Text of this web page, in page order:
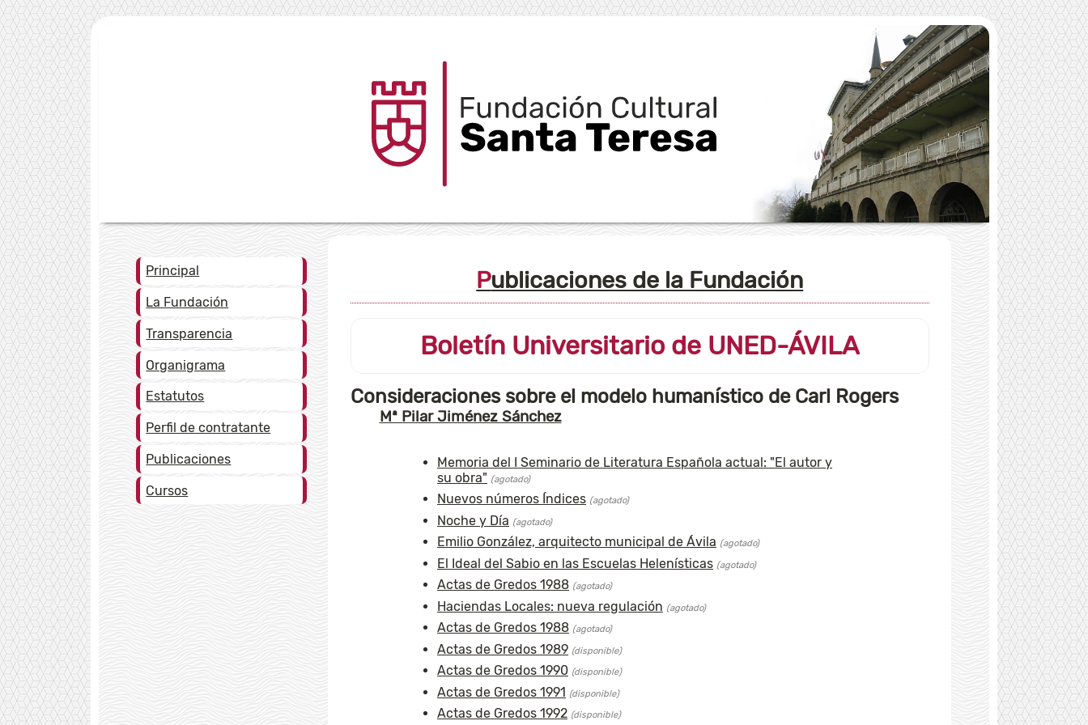
Principal
La Fundación
Transparencia
Organigrama
Estatutos
Perfil de contratante
Publicaciones
Cursos
Publicaciones de la Fundación
Boletín Universitario de UNED-ÁVILA
Consideraciones sobre el modelo humanístico de Carl Rogers
Mª Pilar Jiménez Sánchez
Memoria del I Seminario de Literatura Española actual: "El autor y
su obra" (agotado)
Nuevos números Índices (agotado)
Noche y Día (agotado)
Emilio González, arquitecto municipal de Ávila (agotado)
El Ideal del Sabio en las Escuelas Helenísticas (agotado)
Actas de Gredos 1988 (agotado)
Haciendas Locales: nueva regulación (agotado)
Actas de Gredos 1988 (agotado)
Actas de Gredos 1989 (disponible)
Actas de Gredos 1990 (disponible)
Actas de Gredos 1991 (disponible)
Actas de Gredos 1992 (disponible)